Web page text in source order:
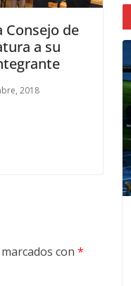
Consejo de
a su
2018
con *